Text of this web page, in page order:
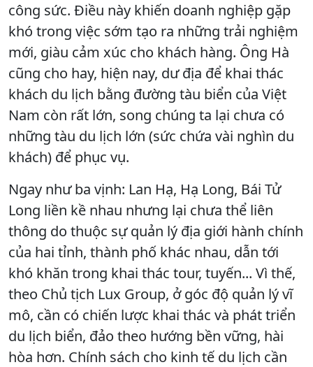
công sức. Điều này khiến doanh nghiệp gặp
khó trong việc sớm tạo ra những trải nghiệm
mới, giàu cảm xúc cho khách hàng. Ông Hà
cũng cho hay, hiện nay, dư địa để khai thác
khách du lịch bằng đường tàu biển của Việt
Nam còn rất lớn, song chúng ta lại chưa có
những tàu du lịch lớn (sức chứa vài nghìn du
khách) để phục vụ.
Ngay như ba vịnh: Lan Hạ, Hạ Long, Bái Tử
Long liền kề nhau nhưng lại chưa thể liên
thông do thuộc sự quản lý địa giới hành chính
của hai tỉnh, thành phố khác nhau, dẫn tới
khó khăn trong khai thác tour, tuyến... Vì thế,
theo Chủ tịch Lux Group, ở góc độ quản lý vĩ
mô, cần có chiến lược khai thác và phát triển
du lịch biển, đảo theo hướng bền vững, hài
hòa hơn. Chính sách cho kinh tế du lịch cần